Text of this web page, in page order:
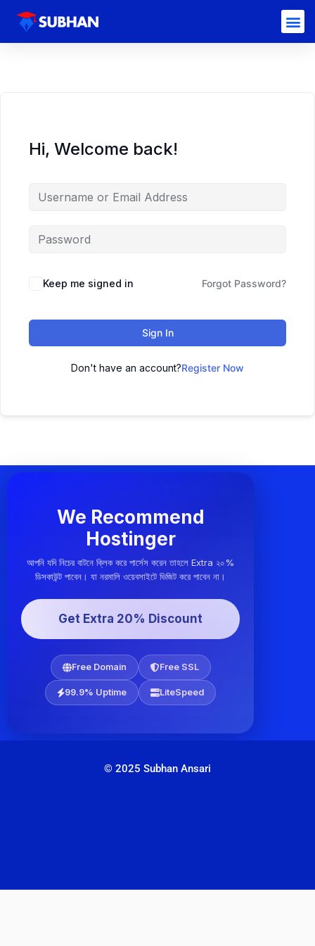
Hi, Welcome back!
Keep me signed in Forgot Password?
Sign In
Don't have an account?Register Now
We Recommend
Hostinger
আপনি যদি নিচের বাটনে ক্লিক করে পার্সেস করেন তাহলে Extra ২০%
ডিসকাউন্ট পাবেন। যা নরমালি ওয়েবসাইটে ভিজিট করে পাবেন না।
Get Extra 20% Discount
Free Domain Free SSL
99.9% Uptime LiteSpeed
© 2025 Subhan Ansari